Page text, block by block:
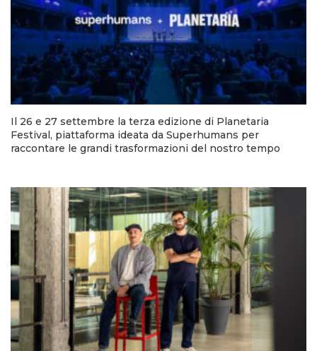
Il 26 e 27 settembre la terza edizione di Planetaria
Festival, piattaforma ideata da Superhumans per
raccontare le grandi trasformazioni del nostro tempo